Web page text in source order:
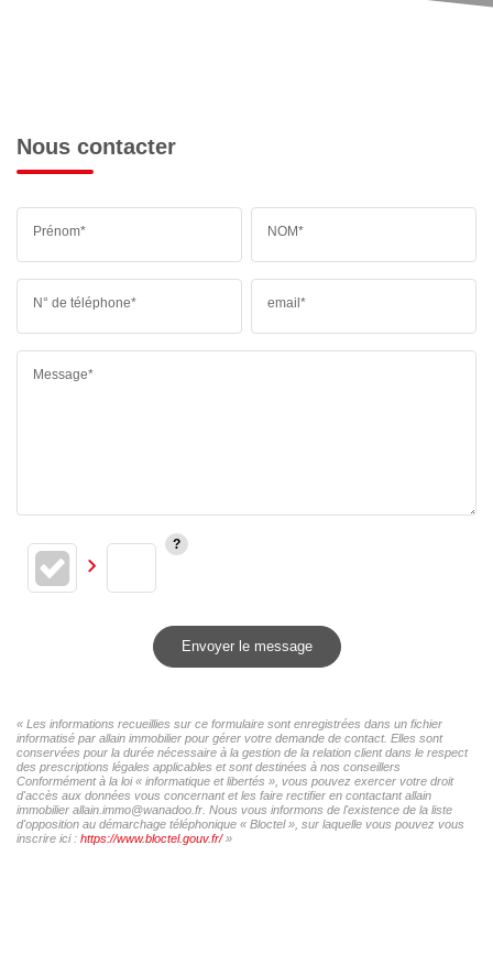
Nous contacter
Prénom* NOM*
N° de téléphone* email*
Message*
Envoyer le message
« Les informations recueillies sur ce formulaire sont enregistrées dans un fichier
informatisé par allain immobilier pour gérer votre demande de contact. Elles sont
conservées pour la durée nécessaire à la gestion de la relation client dans le respect
des prescriptions légales applicables et sont destinées à nos conseillers
Conformément à la loi « informatique et libertés », vous pouvez exercer votre droit
d'accès aux données vous concernant et les faire rectifier en contactant allain
immobilier allain.immo@wanadoo.fr. Nous vous informons de l'existence de la liste
d'opposition au démarchage téléphonique « Bloctel », sur laquelle vous pouvez vous
inscrire ici : https://www.bloctel.gouv.fr/»